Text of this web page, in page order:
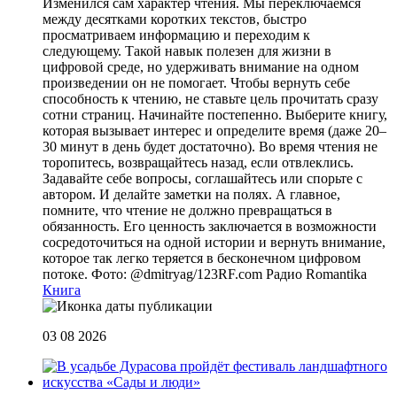
между десятками коротких текстов, быстро
просматриваем информацию и переходим к
следующему. Такой навык полезен для жизни в
цифровой среде, но удерживать внимание на одном
произведении он не помогает. Чтобы вернуть себе
способность к чтению, не ставьте цель прочитать сразу
сотни страниц. Начинайте постепенно. Выберите книгу,
которая вызывает интерес и определите время (даже 20–
30 минут в день будет достаточно). Во время чтения не
торопитесь, возвращайтесь назад, если отвлеклись.
Задавайте себе вопросы, соглашайтесь или спорьте с
автором. И делайте заметки на полях. А главное,
помните, что чтение не должно превращаться в
обязанность. Его ценность заключается в возможности
сосредоточиться на одной истории и вернуть внимание,
которое так легко теряется в бесконечном цифровом
потоке. Фото: @dmitryag/123RF.com Радио Romantika
Книга
03 08 2026